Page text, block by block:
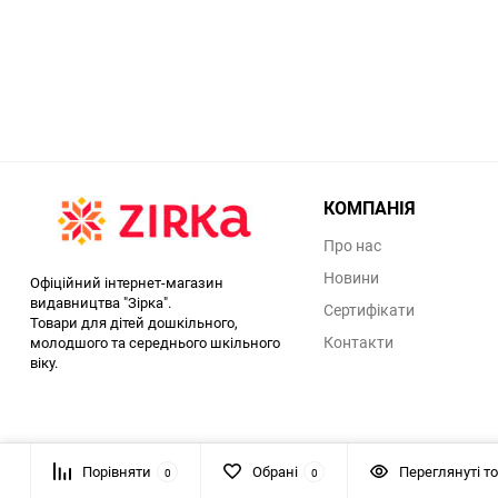
Офіційний інтернет-магазин
видавництва "Зірка".
Товари для дітей дошкільного,
молодшого та середнього шкільного
віку.
КОМПАНІЯ
Про нас
Новини
Сертифікати
Контакти
Порівняти 0 Обрані 0 Переглянуті